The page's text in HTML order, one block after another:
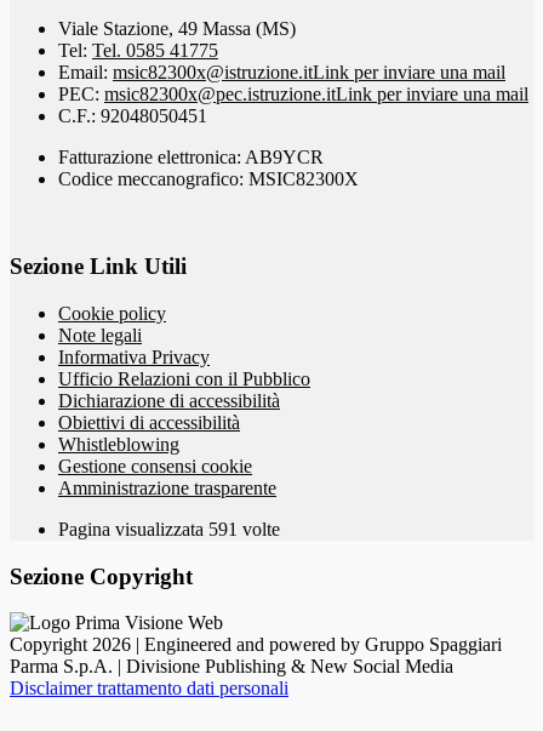
Viale Stazione, 49 Massa (MS)
Tel: Tel. 0585 41775
Email: msic82300x@istruzione.itLink per inviare una mail
PEC: msic82300x@pec.istruzione.itLink per inviare una mail
C.F.: 92048050451
Fatturazione elettronica: AB9YCR
Codice meccanografico: MSIC82300X
Sezione Link Utili
Cookie policy
Note legali
Informativa Privacy
Ufficio Relazioni con il Pubblico
Dichiarazione di accessibilità
Obiettivi di accessibilità
Whistleblowing
Gestione consensi cookie
Amministrazione trasparente
Pagina visualizzata 591 volte
Sezione Copyright
Copyright 2026 | Engineered and powered by Gruppo Spaggiari
Parma S.p.A. | Divisione Publishing & New Social Media
Disclaimer trattamento dati personali